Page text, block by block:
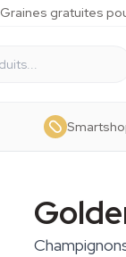
Graines gratuites